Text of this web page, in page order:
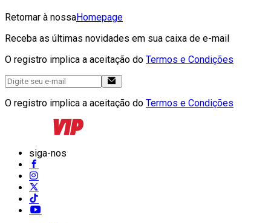
Retornar à nossaHomepage
Receba as últimas novidades em sua caixa de e-mail
O registro implica a aceitação do Termos e Condições
O registro implica a aceitação do Termos e Condições
siga-nos